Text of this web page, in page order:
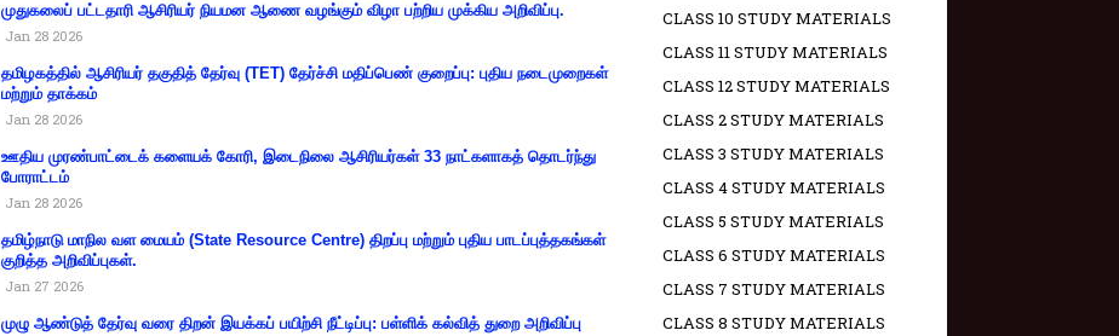
முதுகலைப் பட்டதாரி ஆசிரியர் நியமன ஆணை வழங்கும் விழா பற்றிய முக்கிய அறிவிப்பு.
Jan 28 2026
தமிழகத்தில் ஆசிரியர் தகுதித் தேர்வு (TET) தேர்ச்சி மதிப்பெண் குறைப்பு: புதிய நடைமுறைகள்
மற்றும் தாக்கம்
Jan 28 2026
ஊதிய முரண்பாட்டைக் களையக் கோரி, இடைநிலை ஆசிரியர்கள் 33 நாட்களாகத் தொடர்ந்து
போராட்டம்
Jan 28 2026
தமிழ்நாடு மாநில வள மையம் (State Resource Centre) திறப்பு மற்றும் புதிய பாடப்புத்தகங்கள்
குறித்த அறிவிப்புகள்.
Jan 27 2026
முழு ஆண்டுத் தேர்வு வரை திறன் இயக்கப் பயிற்சி நீட்டிப்பு: பள்ளிக் கல்வித் துறை அறிவிப்பு
CLASS 10 STUDY MATERIALS
CLASS 11 STUDY MATERIALS
CLASS 12 STUDY MATERIALS
CLASS 2 STUDY MATERIALS
CLASS 3 STUDY MATERIALS
CLASS 4 STUDY MATERIALS
CLASS 5 STUDY MATERIALS
CLASS 6 STUDY MATERIALS
CLASS 7 STUDY MATERIALS
CLASS 8 STUDY MATERIALS